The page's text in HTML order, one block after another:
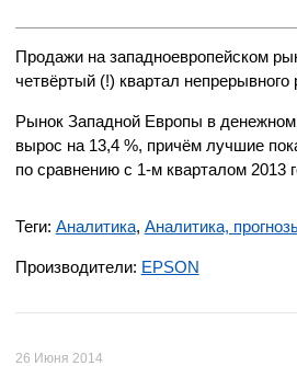
Продажи на западноевропейском
четвёртый (!) квартал непрерывного
Рынок Западной Европы в
вырос на 13,4 %, причём лучшие
по сравнению с 1-м кварталом 2013
Теги: Аналитика, Аналитика,
Производители: EPSON
26 Июня 2014